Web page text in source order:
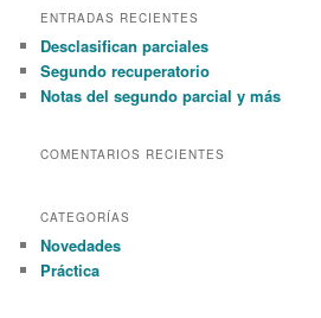
r
h
ENTRADAS RECIENTES
Desclasifican parciales
Segundo recuperatorio
Notas del segundo parcial y más
COMENTARIOS RECIENTES
CATEGORÍAS
Novedades
Práctica